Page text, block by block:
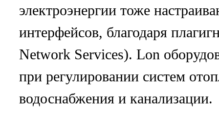
электроэнергии тоже
интерфейсов, благодаря
Network Services). Lon
при регулировании систем
водоснабжения и канализации.